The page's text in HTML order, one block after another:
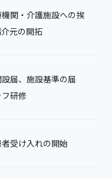
関・介護施設への挨
元の開拓
届、施設基準の届
研修
受け入れの開始